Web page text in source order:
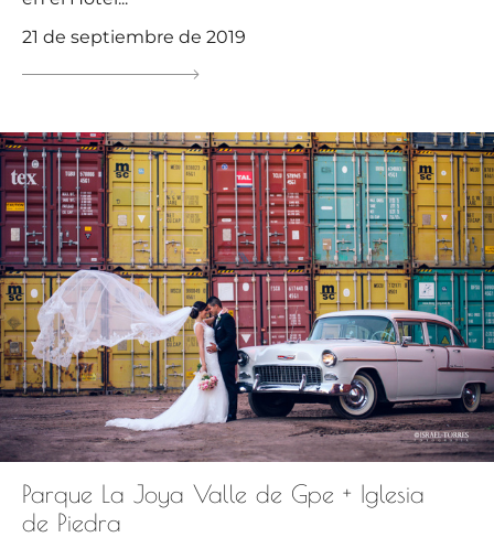
21 de septiembre de 2019
Parque La Joya Valle de Gpe + Iglesia
de Piedra